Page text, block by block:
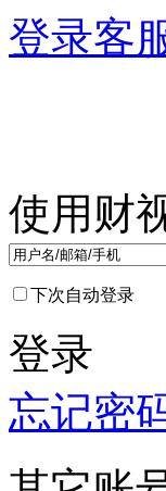
登录客
使用财
下次自动登录
登录
忘记密